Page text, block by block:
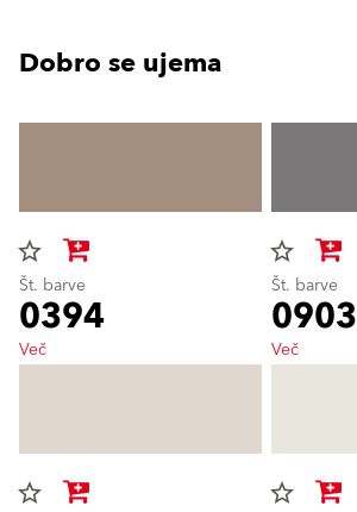
Dobro se ujema
star_border
Št. barve
0394
Več
star_border
star_border
Št. barve
0903
Več
star_border